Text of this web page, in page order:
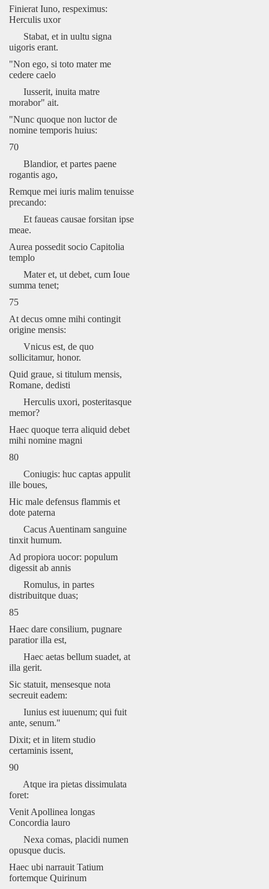
Finierat Iuno, respeximus:
Herculis uxor
Stabat, et in uultu signa
uigoris erant.
"Non ego, si toto mater me
cedere caelo
Iusserit, inuita matre
morabor" ait.
"Nunc quoque non luctor de
nomine temporis huius:
70
Blandior, et partes paene
rogantis ago,
Remque mei iuris malim tenuisse
precando:
Et faueas causae forsitan ipse
meae.
Aurea possedit socio Capitolia
templo
Mater et, ut debet, cum Ioue
summa tenet;
75
At decus omne mihi contingit
origine mensis:
Vnicus est, de quo
sollicitamur, honor.
Quid graue, si titulum mensis,
Romane, dedisti
Herculis uxori, posteritasque
memor?
Haec quoque terra aliquid debet
mihi nomine magni
80
Coniugis: huc captas appulit
ille boues,
Hic male defensus flammis et
dote paterna
Cacus Auentinam sanguine
tinxit humum.
Ad propiora uocor: populum
digessit ab annis
Romulus, in partes
distribuitque duas;
85
Haec dare consilium, pugnare
paratior illa est,
Haec aetas bellum suadet, at
illa gerit.
Sic statuit, mensesque nota
secreuit eadem:
Iunius est iuuenum; qui fuit
ante, senum."
Dixit; et in litem studio
certaminis issent,
90
Atque ira pietas dissimulata
foret:
Venit Apollinea longas
Concordia lauro
Nexa comas, placidi numen
opusque ducis.
Haec ubi narrauit Tatium
fortemque Quirinum